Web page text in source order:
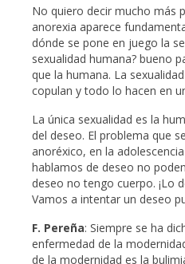
No quiero decir mucho más
anorexia aparece
dónde se pone en juego la
sexualidad humana? bueno
que la humana. La
copulan y todo lo hacen en
La única sexualidad es la
del deseo. El problema que
anoréxico, en la
hablamos de deseo no
deseo no tengo cuerpo. ¡Lo
Vamos a intentar un deseo
F. Pereña: Siempre se ha
enfermedad de la
de la modernidad es la